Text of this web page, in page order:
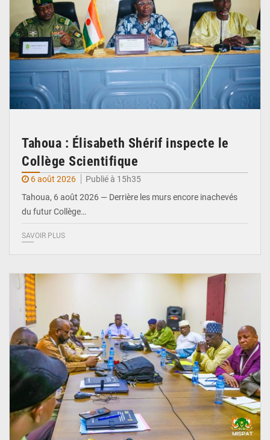
Tahoua : Élisabeth Shérif inspecte le
Collège Scientifique
6 août 2026
Publié à 15h35
Tahoua, 6 août 2026 — Derrière les murs encore inachevés
du futur Collège…
SAVOIR PLUS